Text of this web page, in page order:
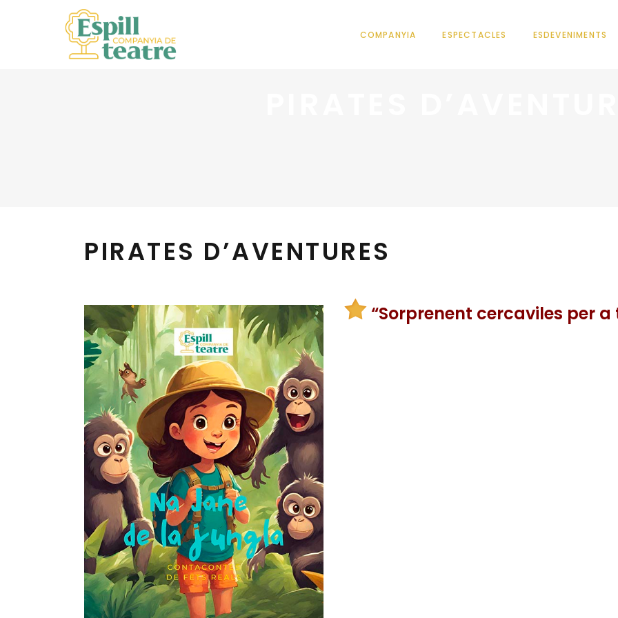
COMPANYIA ESPECTACLES ESDEVENIMENTS
PIRATES D’AVENTURES
“Sorprenent cercaviles per